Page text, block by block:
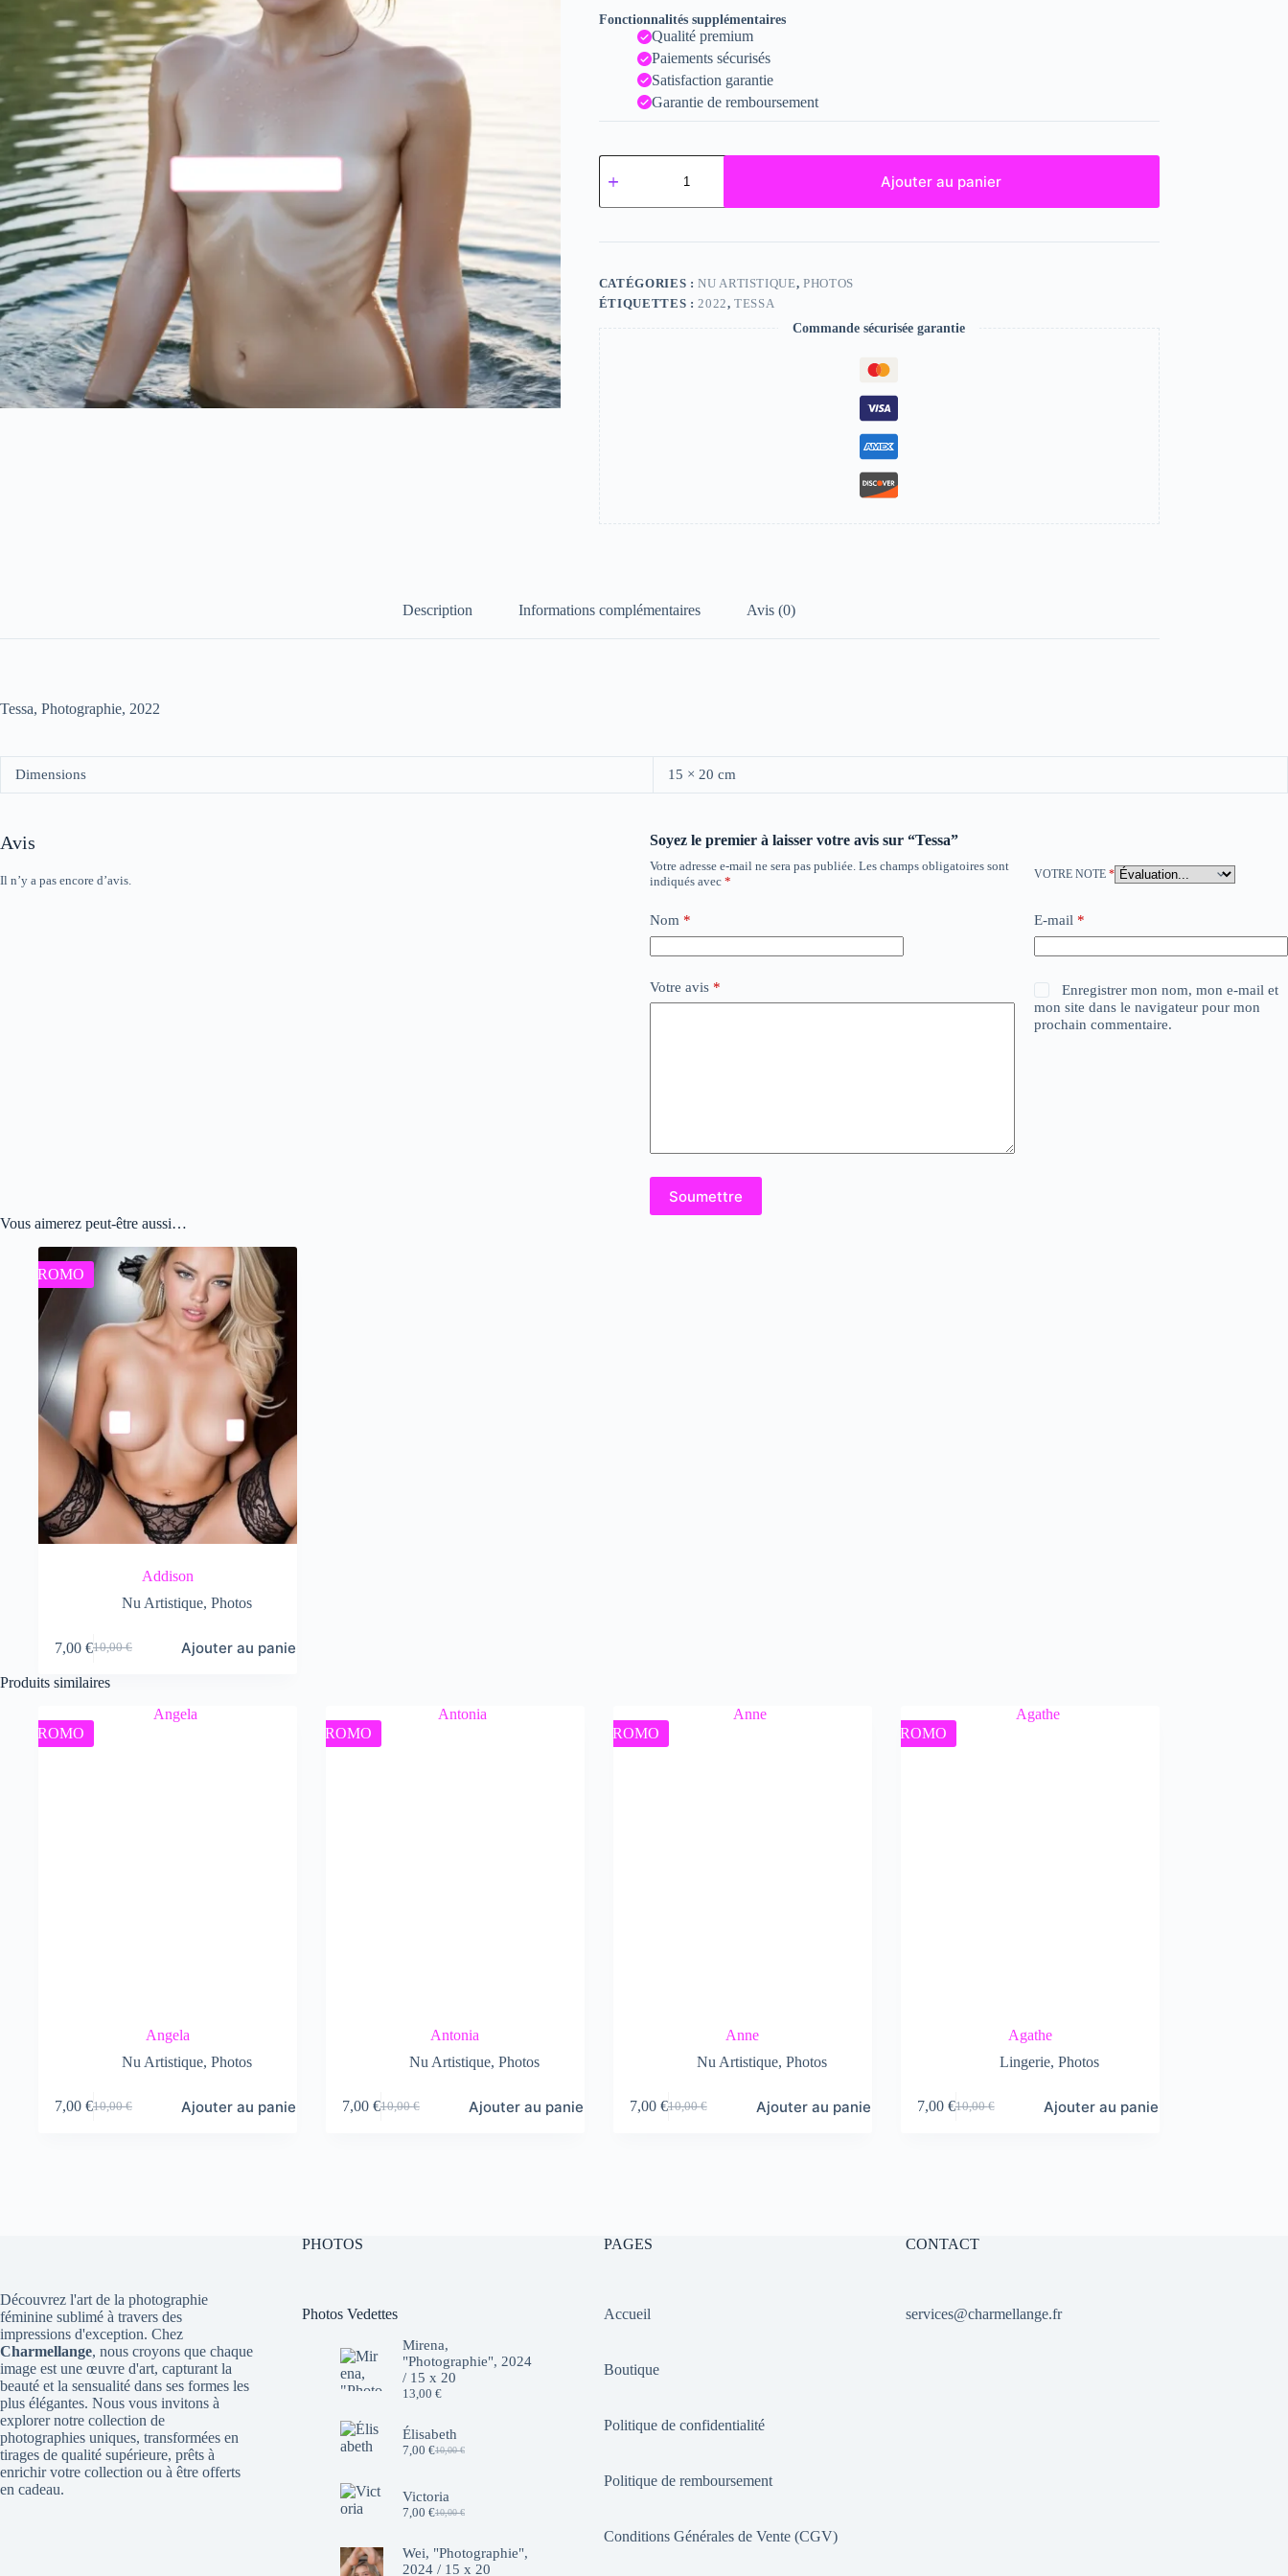
Fonctionnalités supplémentaires
Qualité premium
Paiements sécurisés
Satisfaction garantie
Garantie de remboursement
quantité
de
Ajouter au panier
CATÉGORIES :NU ARTISTIQUE,PHOTOS
ÉTIQUETTES : 2022,TESSA
Commande sécurisée garantie
Description Informations complémentaires Avis (0)
Tessa, Photographie, 2022
Dimensions 15 × 20 cm
Avis
Il n’y a pas encore d’avis.
Soyez le premier à laisser votre avis sur “Tessa”
Votre adresse e-mail ne sera pas publiée. Les champs obligatoires sont
indiqués avec *
VOTRE NOTE *
Nom * E-mail *
Votre avis *
Enregistrer mon nom, mon e-mail et
mon site dans le navigateur pour mon
prochain commentaire.
Soumettre
Vous aimerez peut-être aussi…
PROMO
Addison
Nu Artistique, Photos
10,00€
Le
initial
10,00 €.
7,00 €Le
actuel
7,00 €.
Ajouter au panier
Produits similaires
PROMO
Angela
Nu Artistique, Photos
10,00€
Le
7,00 €Le
Ajouter au panier
PROMO
Antonia
Nu Artistique, Photos
10,00€
Le
7,00 €Le
Ajouter au panier
PROMO
Anne
Nu Artistique, Photos
10,00€
Le
7,00 €Le
Ajouter au panier
PROMO
Agathe
Lingerie, Photos
10,00€
Le
7,00 €Le
Ajouter au panier
Découvrez l'art de la photographie
féminine sublimé à travers des
impressions d'exception. Chez
Charmellange, nous croyons que chaque
image est une œuvre d'art, capturant la
beauté et la sensualité dans ses formes les
plus élégantes. Nous vous invitons à
explorer notre collection de
photographies uniques, transformées en
tirages de qualité supérieure, prêts à
enrichir votre collection ou à être offerts
en cadeau.
PHOTOS
Photos Vedettes
Mirena,
"Photographie", 2024
/ 15 x 20
13,00 €
Élisabeth
10,00€
Le
était :
10,00 €.
7,00 €Le
est :
7,00 €.
Victoria
10,00€
Le
initial
était :
7,00 €Le
actuel
est :
Wei, "Photographie",
2024 / 15 x 20
PAGES
Accueil
Boutique
Politique de confidentialité
Politique de remboursement
Conditions Générales de Vente (CGV)
CONTACT
services@charmellange.fr